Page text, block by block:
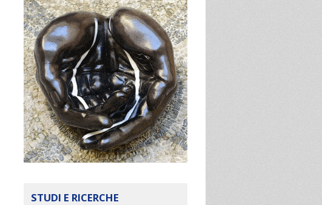
STUDI E RICERCHE